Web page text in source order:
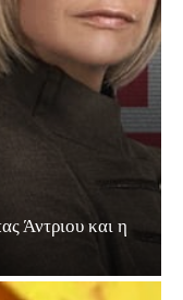
Άντριου και η